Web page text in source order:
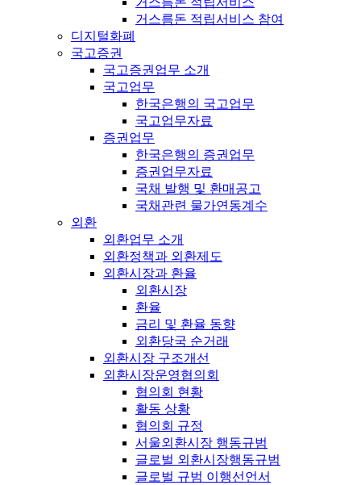
거스름돈 적립서비스 참여
디지털화폐
국고증권
국고증권업무 소개
국고업무
한국은행의 국고업무
국고업무자료
증권업무
한국은행의 증권업무
증권업무자료
국채 발행 및 환매공고
국채관련 물가연동계수
외환
외환업무 소개
외환정책과 외환제도
외환시장과 환율
외환시장
환율
금리 및 환율 동향
외환당국 순거래
외환시장 구조개선
외환시장운영협의회
협의회 현황
활동 상황
협의회 규정
서울외환시장 행동규범
글로벌 외환시장행동규범
글로벌 규범 이행선언서